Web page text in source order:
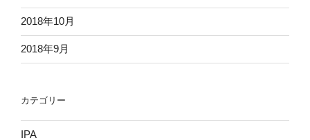
2018年10月
2018年9月
カテゴリー
IPA